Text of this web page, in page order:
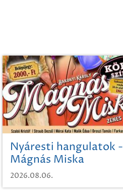
Nyáresti hangulatok -
Mágnás Miska
2026.08.06.